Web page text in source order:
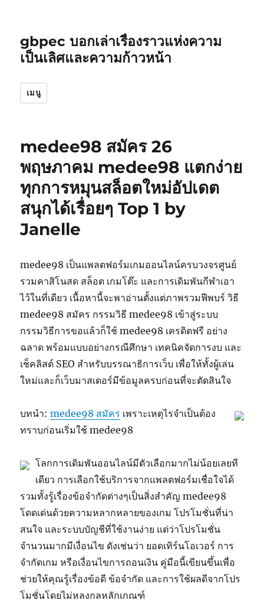
gbpec บอกเล่าเรื่องราวแห่งความ
เป็นเลิศและความก้าวหน้า
เมนู
medee98 สมัคร 26
พฤษภาคม medee98 แตกง่าย
ทุกการหมุนสล็อตใหม่อัปเดต
สนุกได้เรื่อยๆ Top 1 by
Janelle
medee98 เป็นแพลตฟอร์มเกมออนไลน์ครบวงจรศูนย์
รวมคาสิโนสด สล็อต เกมโต๊ะ และการเดิมพันกีฬาเอา
ไว้ในที่เดียว เนื้อหานี้จะพาอ่านตั้งแต่ภาพรวมฟีพบร์ วิธี
medee98 สมัคร กรรมวิธี medee98 เข้าสู่ระบบ
กรรมวิธีการขอแล้วก็ใช้ medee98 เครดิตฟรี อย่าง
ฉลาด พร้อมแบบอย่างกรณีศึกษา เทคนิคจัดการงบ และ
เช็คลิสต์ SEO สำหรับบรรณาธิการเว็บ เพื่อให้ทั้งผู้เล่น
ใหม่และก็เว็บมาสเตอร์มีข้อมูลครบก่อนที่จะตัดสินใจ
บทนำ:medee98 สมัคร เพราะเหตุไรจำเป็นต้อง
ทราบก่อนเริ่มใช้ medee98
โลกการเดิมพันออนไลน์มีตัวเลือกมากไม่น้อยเลยที
เดียว การเลือกใช้บริการจากแพลตฟอร์มเชื่อใจได้
รวมทั้งรู้เรื่องข้อจำกัดต่างๆเป็นสิ่งสำคัญ medee98
โดดเด่นด้วยความหลากหลายของเกม โปรโมชั่นที่น่า
สนใจ และระบบบัญชีที่ใช้งานง่าย แต่ว่าโปรโมชั่น
จำนวนมากมีเงื่อนไข ดังเช่นว่า ยอดเทิร์นโอเวอร์ การ
จำกัดเกม หรือเงื่อนไขการถอนเงิน คู่มือนี้เขียนขึ้นเพื่อ
ช่วยให้คุณรู้เรื่องข้อดี ข้อจำกัด และการใช้ผลดีจากโปร
โมชั่นโดยไม่หลงกลหลักเกณฑ์